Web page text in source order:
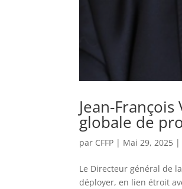
Jean-
globale de
par CFFP | Mai 29, 2025 |
Le Directeur général de
déployer, en lien étroit